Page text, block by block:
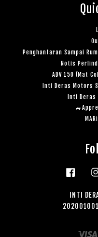
Penghantaran Sampai
Notis
ADV 150 (Mat
Inti Deras Motors
Inti Deras
INTI